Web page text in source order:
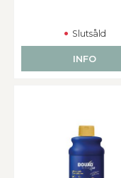
Slutsåld
INFO